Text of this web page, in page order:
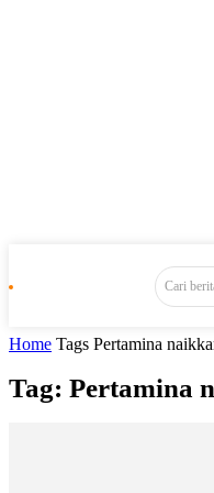
Cari
Home Tags Pertamina
Tag: Pertamina